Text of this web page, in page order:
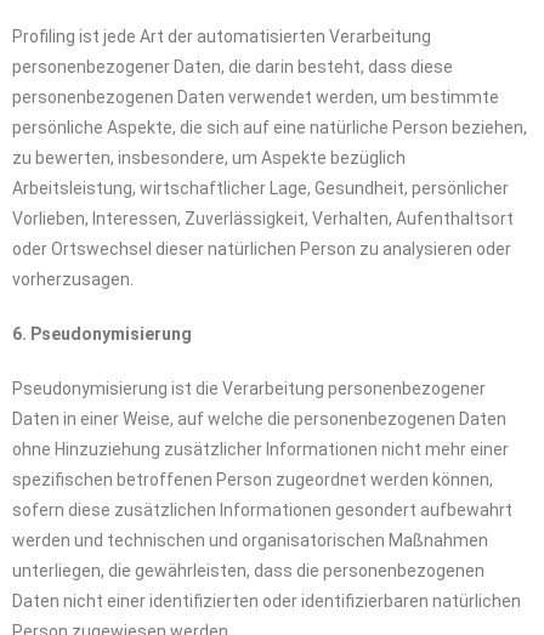
Profiling ist jede Art der automatisierten Verarbeitung
personenbezogener Daten, die darin besteht, dass diese
personenbezogenen Daten verwendet werden, um bestimmte
persönliche Aspekte, die sich auf eine natürliche Person beziehen,
zu bewerten, insbesondere, um Aspekte bezüglich
Arbeitsleistung, wirtschaftlicher Lage, Gesundheit, persönlicher
Vorlieben, Interessen, Zuverlässigkeit, Verhalten, Aufenthaltsort
oder Ortswechsel dieser natürlichen Person zu analysieren oder
vorherzusagen.
6. Pseudonymisierung
Pseudonymisierung ist die Verarbeitung personenbezogener
Daten in einer Weise, auf welche die personenbezogenen Daten
ohne Hinzuziehung zusätzlicher Informationen nicht mehr einer
spezifischen betroffenen Person zugeordnet werden können,
sofern diese zusätzlichen Informationen gesondert aufbewahrt
werden und technischen und organisatorischen Maßnahmen
unterliegen, die gewährleisten, dass die personenbezogenen
Daten nicht einer identifizierten oder identifizierbaren natürlichen
Person zugewiesen werden.